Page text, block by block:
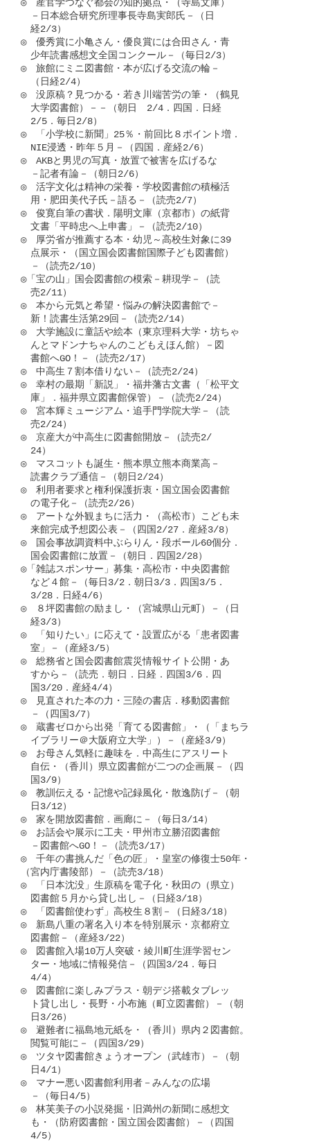
◎　産官学つなぐ都会の知的拠点・（寺島文庫）
－日本総合研究所理事長寺島実郎氏－（日
経2/3）
◎　優秀賞に小亀さん・優良賞には合田さん・青
少年読書感想文全国コンクール－（毎日2/3）
◎　旅館にミニ図書館・本が広げる交流の輪－
（日経2/4）
◎　没原稿？見つかる・若き川端苦労の筆・（鶴見
大学図書館）－－（朝日　2/4．四国．日経
2/5．毎日2/8）
◎　「小学校に新聞」25％・前回比８ポイント増．
NIE浸透・昨年５月－（四国．産経2/6）
◎　AKBと男児の写真・放置で被害を広げるな
－記者有論－（朝日2/6）
◎　活字文化は精神の栄養・学校図書館の積極活
用・肥田美代子氏－語る－（読売2/7）
◎　俊寛自筆の書状．陽明文庫（京都市）の紙背
文書「平時忠へ上申書」－（読売2/10）
◎　厚労省が推薦する本・幼児～高校生対象に39
点展示・（国立国会図書館国際子ども図書館）
－（読売2/10）
◎「宝の山」国会図書館の模索－耕現学－（読
売2/11）
◎　本から元気と希望・悩みの解決図書館で－
新！読書生活第29回－（読売2/14）
◎　大学施設に童話や絵本（東京理科大学・坊ちゃ
んとマドンナちゃんのこどもえほん館）－図
書館へGO！－（読売2/17）
◎　中高生７割本借りない－（読売2/24）
◎　幸村の最期「新説」・福井藩古文書（「松平文
庫」．福井県立図書館保管）－（読売2/24）
◎　宮本輝ミュージアム・追手門学院大学－（読
売2/24）
◎　京産大が中高生に図書館開放－（読売2/
24）
◎　マスコットも誕生・熊本県立熊本商業高－
読書クラブ通信－（朝日2/24）
◎　利用者要求と権利保護折衷・国立国会図書館
の電子化－（読売2/26）
◎　アートな外観まちに活力・（高松市）こども未
来館完成予想図公表－（四国2/27．産経3/8）
◎　国会事故調資料中ぶらりん・段ボール60個分．
国会図書館に放置－（朝日．四国2/28）
◎「雑誌スポンサー」募集・高松市・中央図書館
など４館－（毎日3/2．朝日3/3．四国3/5．
3/28．日経4/6）
◎　８坪図書館の励まし・（宮城県山元町）－（日
経3/3）
◎　「知りたい」に応えて・設置広がる「患者図書
室」－（産経3/5）
◎　総務省と国会図書館震災情報サイト公開・あ
すから－（読売．朝日．日経．四国3/6．四
国3/20．産経4/4）
◎　見直された本の力・三陸の書店．移動図書館
－（四国3/7）
◎　蔵書ゼロから出発「育てる図書館」・（「まちラ
イブラリー＠大阪府立大学」）－（産経3/9）
◎　お母さん気軽に趣味を．中高生にアスリート
自伝・（香川）県立図書館が二つの企画展－（四
国3/9）
◎　教訓伝える・記憶や記録風化・散逸防げ－（朝
日3/12）
◎　家を開放図書館．画廊に－（毎日3/14）
◎　お話会や展示に工夫・甲州市立勝沼図書館
－図書館へGO！－（読売3/17）
◎　千年の書挑んだ「色の匠」・皇室の修復士50年・
（宮内庁書陵部）－（読売3/18）
◎　「日本沈没」生原稿を電子化・秋田の（県立）
図書館５月から貸し出し－（日経3/18）
◎　「図書館使わず」高校生８割－（日経3/18）
◎　新島八重の署名入り本を特別展示・京都府立
図書館－（産経3/22）
◎　図書館入場10万人突破・綾川町生涯学習セン
ター・地域に情報発信－（四国3/24．毎日
4/4）
◎　図書館に楽しみプラス・朝デジ搭載タブレッ
ト貸し出し・長野・小布施（町立図書館）－（朝
日3/26）
◎　避難者に福島地元紙を・（香川）県内２図書館。
閲覧可能に－（四国3/29）
◎　ツタヤ図書館きょうオープン（武雄市）－（朝
日4/1）
◎　マナー悪い図書館利用者－みんなの広場
－（毎日4/5）
◎　林芙美子の小説発掘・旧満州の新聞に感想文
も・（防府図書館・国立国会図書館）－（四国
4/5）